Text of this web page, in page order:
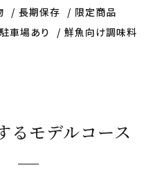
長期保存
限定商品
駐車場あり 鮮魚向け調味料
るモデルコース